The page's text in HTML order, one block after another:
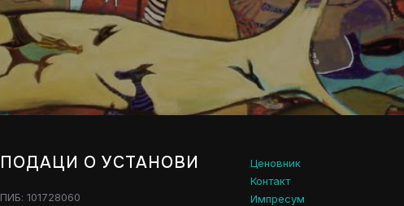
ПОДАЦИ О УСТАНОВИ
ПИБ: 101728060
Ценовник
Контакт
Импресум